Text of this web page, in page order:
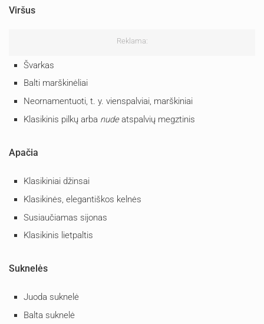
Viršus
Reklama:
Švarkas
Balti marškinėliai
Neornamentuoti, t. y. vienspalviai, marškiniai
Klasikinis pilkų arba nudeatspalvių megztinis
Apačia
Klasikiniai džinsai
Klasikinės, elegantiškos kelnės
Susiaučiamas sijonas
Klasikinis lietpaltis
Suknelės
Juoda suknelė
Balta suknelė